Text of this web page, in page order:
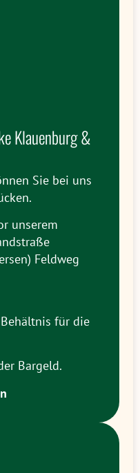
Klauenburg &
Sie bei uns
unserem
Feldweg
für die
Bargeld.